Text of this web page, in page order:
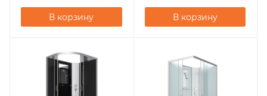
В корзину В корзину